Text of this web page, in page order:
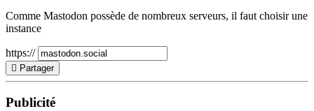
Comme Mastodon possède de nombreux serveurs, il faut choisir une
instance
https://
Partager
Publicité